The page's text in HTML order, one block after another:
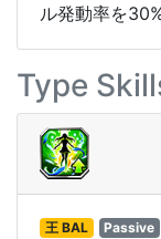
ル発動率を
Type
王 BAL Passive